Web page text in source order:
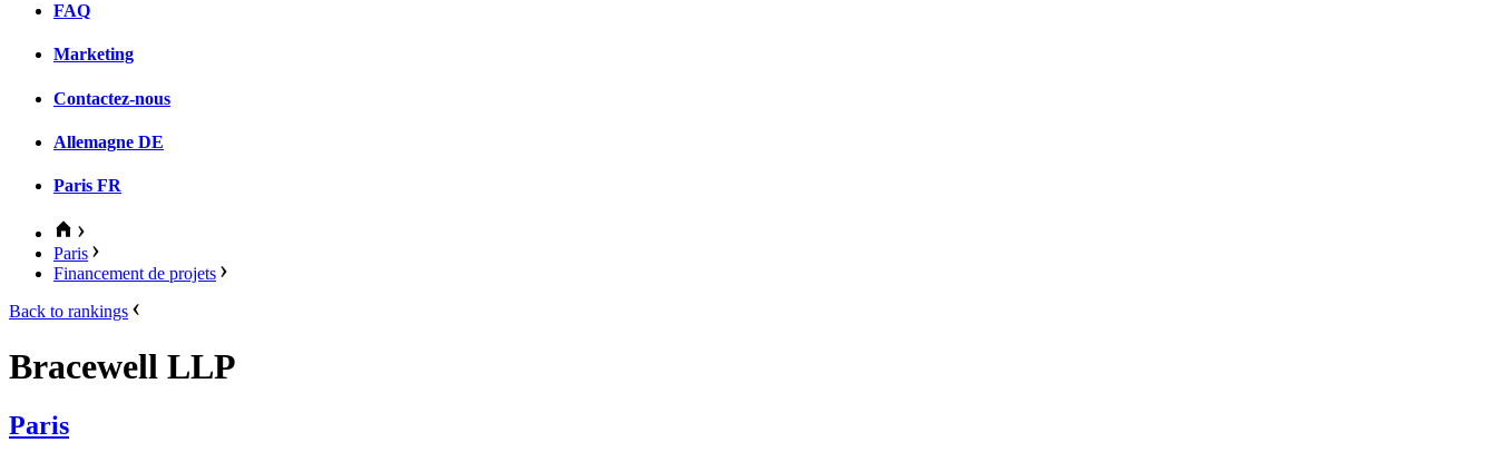
FAQ
Marketing
Contactez-nous
Allemagne DE
Paris FR
Paris
Financement de projets
Back to rankings
Bracewell LLP
Paris